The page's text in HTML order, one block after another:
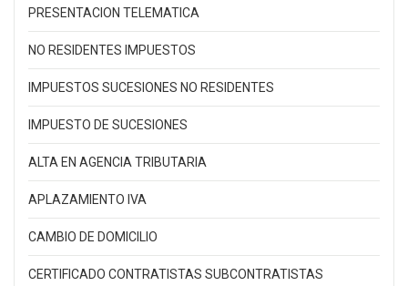
PRESENTACION TELEMATICA
NO RESIDENTES IMPUESTOS
IMPUESTOS SUCESIONES NO RESIDENTES
IMPUESTO DE SUCESIONES
ALTA EN AGENCIA TRIBUTARIA
APLAZAMIENTO IVA
CAMBIO DE DOMICILIO
CERTIFICADO CONTRATISTAS SUBCONTRATISTAS